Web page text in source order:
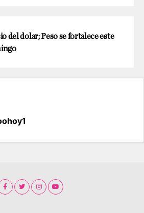
del dolar; Peso se fortalece este